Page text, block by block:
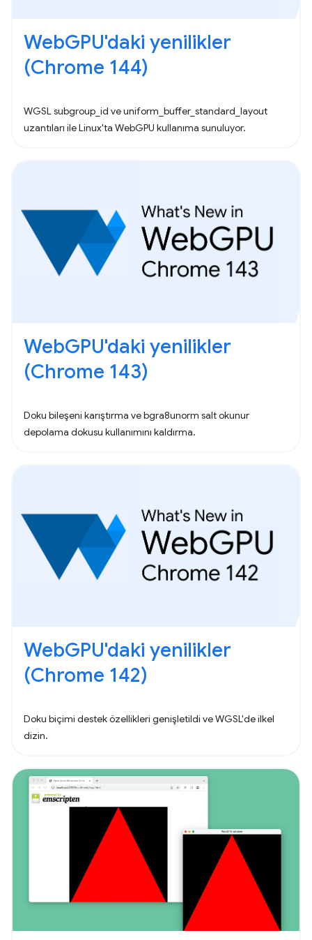
WebGPU'daki yenilikler
(Chrome 144)
WGSL subgroup_id ve uniform_buffer_standard_layout
uzantıları ile Linux'ta WebGPU kullanıma sunuluyor.
WebGPU'daki yenilikler
(Chrome 143)
Doku bileşeni karıştırma ve bgra8unorm salt okunur
depolama dokusu kullanımını kaldırma.
WebGPU'daki yenilikler
(Chrome 142)
Doku biçimi destek özellikleri genişletildi ve WGSL'de ilkel
dizin.